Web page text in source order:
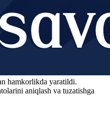
hamkorlikda yaratildi.
aniqlash va tuzatishga